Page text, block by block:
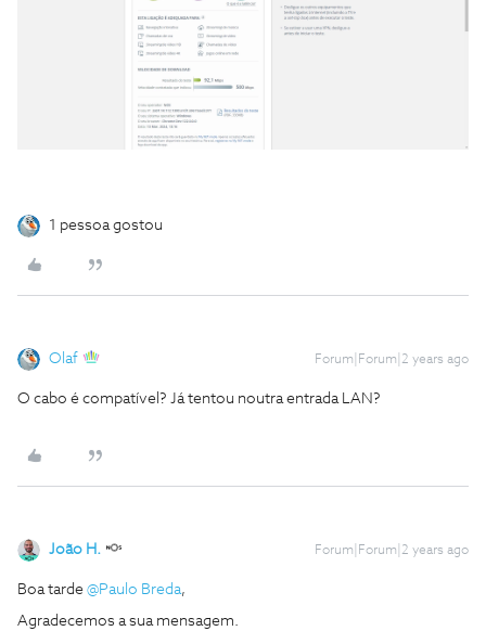
1 pessoa gostou
Olaf Forum|Forum|2 years ago
O cabo é compatível? Já tentou noutra entrada LAN?
João H. Forum|Forum|2 years ago
Boa tarde @Paulo Breda,
Agradecemos a sua mensagem.